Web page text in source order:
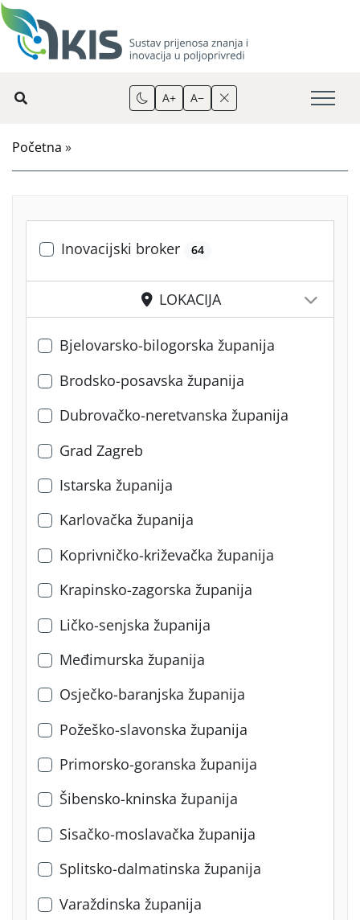
A+ A−
Početna »
Inovacijski broker 64
LOKACIJA
Bjelovarsko-bilogorska županija
Brodsko-posavska županija
Dubrovačko-neretvanska županija
Grad Zagreb
Istarska županija
Karlovačka županija
Koprivničko-križevačka županija
Krapinsko-zagorska županija
Ličko-senjska županija
Međimurska županija
Osječko-baranjska županija
Požeško-slavonska županija
Primorsko-goranska županija
Šibensko-kninska županija
Sisačko-moslavačka županija
Splitsko-dalmatinska županija
Varaždinska županija